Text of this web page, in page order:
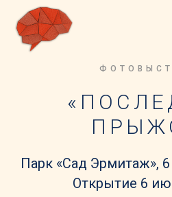
Парк «Сад Эрмитаж»,
Открытие 6